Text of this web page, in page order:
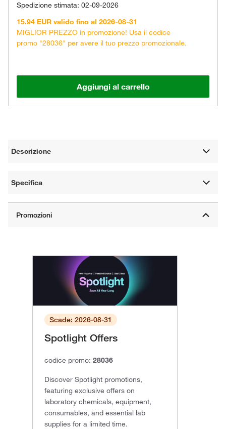
Spedizione stimata: 02-09-2026
15.94 EUR valido fino al 2026-08-31
MIGLIOR PREZZO in promozione! Usa il codice
promo "28036" per avere il tuo prezzo promozionale.
Aggiungi al carrello
Descrizione
Specifica
Scade: 2026-08-31
Spotlight Offers
codice promo: 28036
Discover Spotlight promotions,
featuring exclusive offers on
laboratory chemicals, equipment,
consumables, and essential lab
supplies for a limited time.